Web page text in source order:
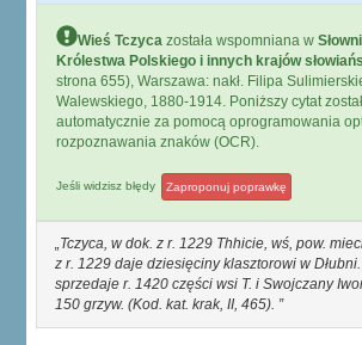
Wieś Tczyca została wspomniana w
Królestwa Polskiego i innych krajów
strona 655), Warszawa: nakł. Filipa
Walewskiego, 1880-1914. Poniższy cytat
automatycznie za pomocą oprogramowania
rozpoznawania znaków (OCR).
Jeśli widzisz błędy Zaproponuj poprawkę
Tczyca, w dok. z r. 1229 Thhicie, wś, pow.
z r. 1229 daje dziesięciny klasztorowi w
sprzedaje r. 1420 części wsi T. i Swojczany
150 grzyw. (Kod. kat. krak, II, 465).